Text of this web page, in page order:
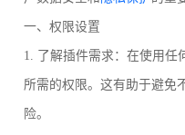
一、权限设置
1. 了解插件需求：在使用任
所需的权限。这有助于避免
险。